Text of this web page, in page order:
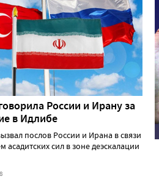
России и Ирану за
в Идлибе
послов России и Ирана в связи
асадитских сил в зоне деэскалации